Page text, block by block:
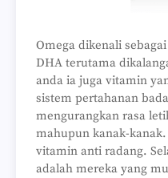
Omega dikenali
DHA terutama
anda ia juga vitamin
sistem pertahanan
mengurangkan rasa
mahupun kanak-
vitamin anti radang.
adalah mereka yang